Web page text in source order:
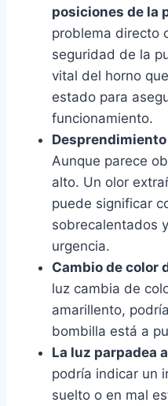
posiciones de la
problema directo
seguridad de la
vital del horno
estado para
funcionamiento.
Aunque parece
alto. Un olor
puede significar
sobrecalentados
urgencia.
Cambio de color
luz cambia de
amarillento,
bombilla está a
La luz parpadea
podría indicar un
suelto o en mal